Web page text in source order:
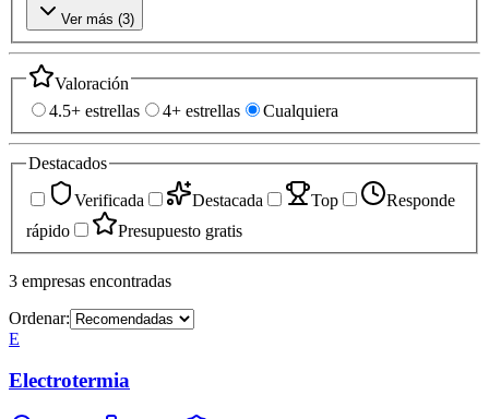
Ver más (3)
Valoración
4.5+ estrellas
4+ estrellas Cualquiera
Destacados
Verificada
Destacada Top
Responde
rápido
Presupuesto gratis
3 empresas encontradas
Ordenar:
E
Electrotermia